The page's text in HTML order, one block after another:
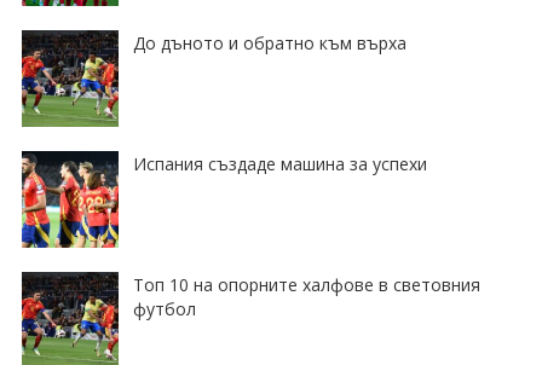
До дъното и обратно към върха
Испания създаде машина за успехи
Топ 10 на опорните халфове в световния
футбол